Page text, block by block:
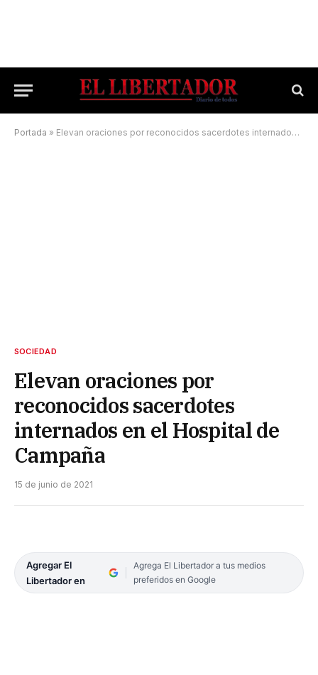
Portada » Elevan oraciones por reconocidos sacerdotes internados en el Hospital de Campaña
SOCIEDAD
Elevan oraciones por
reconocidos sacerdotes
internados en el Hospital de
Campaña
15 de junio de 2021
Agregar El
Libertador en
Agrega El Libertador a tus medios
preferidos en Google